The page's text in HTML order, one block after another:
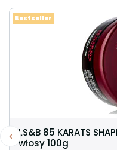
LS&B 85 KARATS
włosy 100g
Bestseller